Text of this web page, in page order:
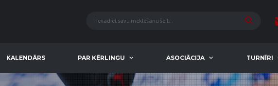
KALENDĀRS PAR KĒRLINGU ASOCIĀCIJA TURNĪRI